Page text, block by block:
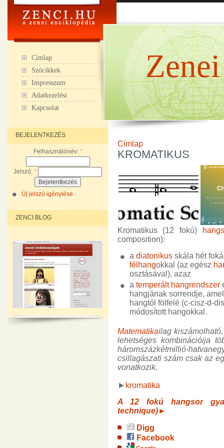
Címlap
Szócikkek
Impresszum
Adatkezelési
Kapcsolat
BEJELENTKEZÉS
Felhasználónév: *
Jelszó: *
Új jelszó igénylése
ZENCI BLOG
Címlap
KROMATIKUS
Kromatikus (12 fokú)
composition):
a diatonikusskála hét
félhangokkal (az egész
osztásával), azaz
a temperált hangrendszer
hangjának sorrendje,
hangtól fölfelé (c-cisz-d-
módosított hangokkal.
Matematikailag
lehetséges kombinációija
háromszázkétmillió-
csillagászati szám csak az
vonatkozik.
► kromatika
A 12 fokú hangsor
technique)►
Digg
Facebook